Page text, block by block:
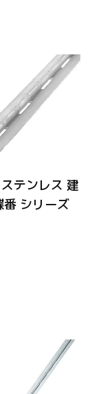
テンレス 建
番 シリーズ